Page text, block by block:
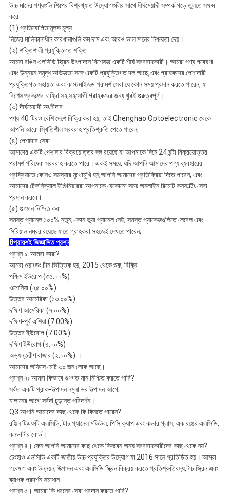
উচ্চ মানের পণ্যগুলি শিল্পের বিশ্বখ্যাত উদ্যোগগুলির সাথে দীর্ঘমেয়াদী সম্পর্ক গড়ে তুলতে সক্ষম
করে
(1) প্রতিযোগিতামূলক মূল্য
নিজের মালিকানাধীন কারখানাগুলি কম দাম এবং আরও ভাল মানের নিশ্চয়তা দেয়।
(২) শক্তিশালী প্রযুক্তিগত শক্তি
আমরা রঙিন এলসিডি স্ক্রিন উৎপাদনে বিশেষজ্ঞ একটি শীর্ষ সরবরাহকারী। আমরা পণ্য গবেষণা
এবং উন্নয়ন সমৃদ্ধ অভিজ্ঞতা সঙ্গে একটি প্রযুক্তিগত দল আছে,এবং গ্রাহকদের পেশাদারী
প্রযুক্তিগত সহায়তা এবং কাস্টমাইজড পরামর্শ সেবা যে কোন সময় প্রদান করতে পারেন, যা
বিশেষ প্রকল্পের চাহিদা সহ সহযোগী গ্রাহকদের জন্য খুবই গুরুত্বপূর্ণ।
(৩) দীর্ঘমেয়াদী অংশীদার
পণ্য 40 টিরও বেশি দেশে বিক্রি করা হয়, তাই Chenghao Optoelectronic থেকে
আপনি আরো স্থিতিশীল সরবরাহ প্রতিশ্রুতি পেতে পারেন;
(৪) পেশাদার সেবা
আমাদের একটি পেশাদার বিক্রয়োত্তর দল রয়েছে যা আপনাকে দিনে 24 ঘন্টা বিক্রয়োত্তর
পরামর্শ পরিষেবা সরবরাহ করতে পারে। একই সময়ে, যদি আপনি আমাদের পণ্য ব্যবহারের
প্রক্রিয়াতে কোনও সমস্যার মুখোমুখি হন,আপনি আমাদের প্রতিক্রিয়া দিতে পারেন, এবং
আমাদের টেকনিক্যাল ইঞ্জিনিয়াররা আপনাকে যেকোনো সময় অনলাইন রিমোট কনসাল্টিং সেবা
প্রদান করবে।
(৫) গুণমান নিশ্চিত করা
সমস্ত প্যানেল ১০০% নতুন, কোন ভুয়া প্যানেল নেই; সমস্ত প্যাকেজগুলিতে লেবেল এবং
সিরিয়াল নম্বর রয়েছে যাতে গ্রাহকরা সহজেই দেখতে পারেন;
8প্রায়শই জিজ্ঞাসিত প্রশ্ন
প্রশ্ন ১: আমরা কারা?
আমরা গুয়াংডং চীন ভিত্তিক হয়, 2015 থেকে শুরু, বিক্রি
পশ্চিম ইউরোপ (৩৫.০০%)
ওশেনিয়া (২৫.০০%)
উত্তর আমেরিকা (১৩.০০%)
দক্ষিণ আমেরিকা (৭.০০%)
দক্ষিণ-পূর্ব এশিয়া (7.00%)
উত্তর ইউরোপ (7.00%)
দক্ষিণ ইউরোপ (৪.০০%)
অভ্যন্তরীণ বাজার (২.০০%) ।
আমাদের অফিসে মোট ৩০ জন লোক আছে।
প্রশ্ন ২ঃ আমরা কিভাবে গুণগত মান নিশ্চিত করতে পারি?
সর্বদা একটি প্রাক-উত্পাদন নমুনা ভর উত্পাদন আগে;
চালানের আগে সর্বদা চূড়ান্ত পরিদর্শন।
Q3.আপনি আমাদের কাছ থেকে কি কিনতে পারেন?
রঙিন টিএফটি এলসিডি, টাচ প্যানেল মডিউল, পিসি ক্যাপ এবং কভার গ্লাস, এক রঙের এলসিডি,
কনভার্টার বোর্ড।
প্রশ্ন ৪। কেন আপনি আমাদের কাছ থেকে কিনবেন অন্য সরবরাহকারীদের কাছ থেকে নয়?
চেংহাও এলসিডি একটি জাতীয় উচ্চ প্রযুক্তির উদ্যোগ যা 2016 সালে প্রতিষ্ঠিত হয়। আমরা
গবেষণা এবং উন্নয়ন, উত্পাদন এবং এলসিডি স্ক্রিন বিক্রয় করতে প্রতিশ্রুতিবদ্ধ,টাচ স্ক্রিন এবং
ব্যাপক প্রদর্শন সমাধান.
প্রশ্ন ৫। আমরা কি ধরনের সেবা প্রদান করতে পারি?